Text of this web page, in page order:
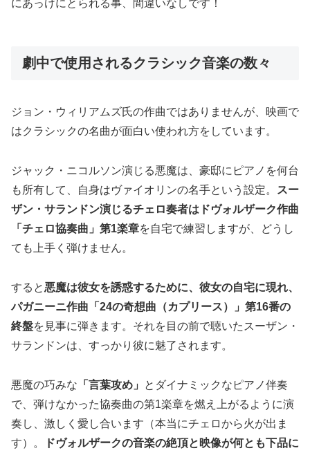
にあっけにとられる事、間違いなしです！
劇中で使用されるクラシック音楽の数々
ジョン・ウィリアムズ氏の作曲ではありませんが、映画で
はクラシックの名曲が面白い使われ方をしています。
ジャック・ニコルソン演じる悪魔は、豪邸にピアノを何台
も所有して、自身はヴァイオリンの名手という設定。
スー
ザン・サランドン演じるチェロ奏者はドヴォルザーク作曲
「チェロ協奏曲」第1楽章を自宅で練習しますが、どうし
ても上手く弾けません。
すると 悪魔は彼女を誘惑するために、彼女の自宅に現れ、
パガニーニ作曲「24の奇想曲（カプリース）」第16番の
終盤を見事に弾きます。それを目の前で聴いたスーザン・
サランドンは、すっかり彼に魅了されます。
悪魔の巧みな 「言葉攻め」
とダイナミックなピアノ伴奏
で、弾けなかった協奏曲の第1楽章を燃え上がるように演
奏し、激しく愛し合います（本当にチェロから火が出ま
す）。
ドヴォルザークの音楽の絶頂と映像が何とも下品に